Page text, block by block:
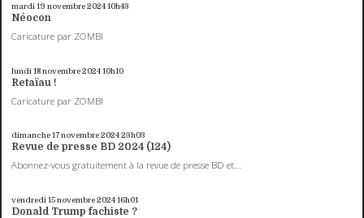
mardi 19 novembre 202410h43
Néocon
Caricature par ZOMBI
lundi 18novembre 202410h10
Retaïau !
Caricature par ZOMBI
dimanche 17novembre 202423h03
Revue de presse BD 2024 (124)
Abonnez-vous gratuitement à la revue de presse BD et...
vendredi 15novembre 202416h01
Donald Trump fachiste ?